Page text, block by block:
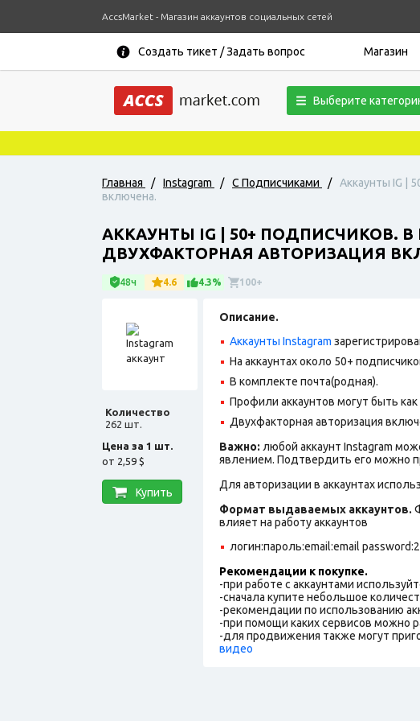
AccsMarket - Магазин аккаунтов социальных сетей
Создать тикет / Задать вопрос Магазин
Выберите
Главная / Instagram / С Подписчиками /
Аккаунты IG |
включена.
АККАУНТЫ IG | 50+ ПОДПИСЧИКОВ.
ДВУХФАКТОРНАЯ АВТОРИЗАЦИЯ
48ч 4.6 4.3% 100+
Количество
262 шт.
Цена за 1 шт.
от 2,59 $
Купить
Описание.
Аккаунты Instagram
На аккаунтах около 50+
В комплекте почта(родная).
Профили аккаунтов могут быть
Двухфакторная авторизация
Важно: любой аккаунт Instagram
явлением. Подтвердить его можно
Для авторизации в аккаунтах
Формат выдаваемых аккаунтов.
влияет на работу аккаунтов
логин:пароль:email:email
Рекомендации к покупке.
-при работе с аккаунтами
-сначала купите небольшое
-рекомендации по использованию
-при помощи каких сервисов можно
-для продвижения также могут
видео